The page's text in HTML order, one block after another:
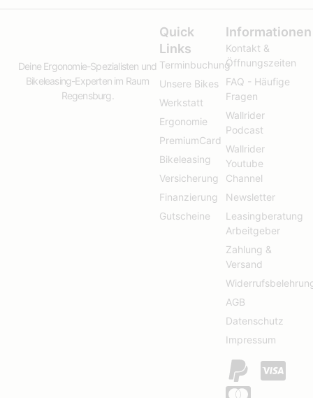
Deine Ergonomie-Spezialisten und
Bikeleasing-Experten im Raum
Regensburg.
Quick
Links
Terminbuchung
Unsere Bikes
Werkstatt
Ergonomie
PremiumCard
Bikeleasing
Versicherung
Finanzierung
Gutscheine
Informationen
Kontakt &
Öffnungszeiten
FAQ - Häufige
Fragen
Wallrider
Podcast
Wallrider
Youtube
Channel
Newsletter
Leasingberatung
Arbeitgeber
Zahlung &
Versand
AGB
Datenschutz
Impressum